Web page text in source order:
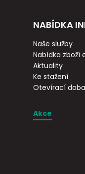
NABÍDKA
Naše služby
Nabídka zboží
Aktuality
Ke stažení
Otevírací doba
Akce